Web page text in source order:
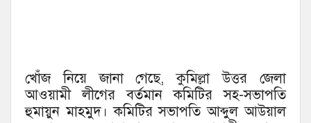
খোঁজ নিয়ে জানা গেছে, কুমিল্লা উত্তর জেলা
আওয়ামী লীগের বর্তমান কমিটির সহ-সভাপতি
হুমায়ুন মাহমুদ। কমিটির সভাপতি আব্দুল আউয়াল